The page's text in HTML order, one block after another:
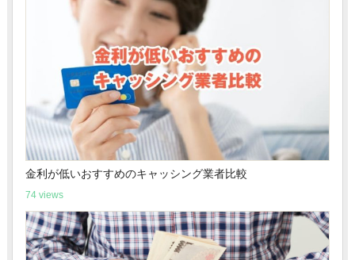
金利が低いおすすめのキャッシング業者比較
74 views